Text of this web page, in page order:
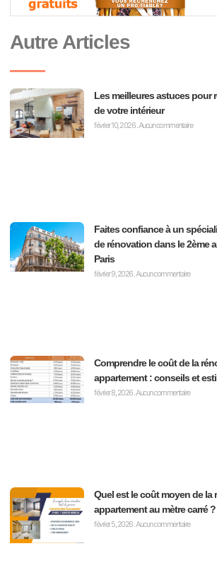
Autre Articles
Les meilleures astuces pour
de votre intérieur
février 10, 2026Aucun commentaire
Faites confiance à un
de rénovation dans le 2ème
Paris
février 9, 2026Aucun commentaire
Comprendre le coût de la
appartement : conseils et
février 8, 2026Aucun commentaire
Quel est le coût moyen de la
appartement au mètre carré ?
février 5, 2026Aucun commentaire